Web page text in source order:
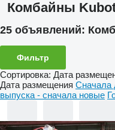
Комбайны
25 объявлений:
Фильтр
Сортировка: Дата
Дата размещения Сначала
выпуска - сначала новые